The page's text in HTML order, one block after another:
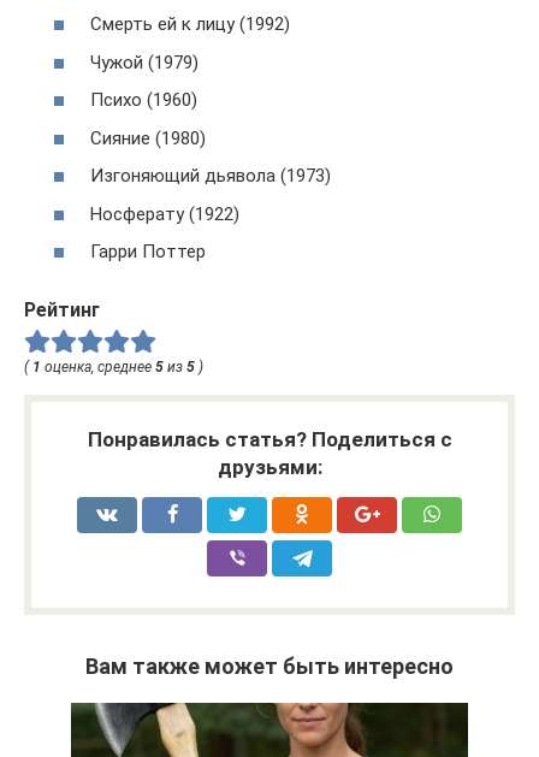
Смерть ей к лицу (1992)
Чужой (1979)
Психо (1960)
Сияние (1980)
Изгоняющий дьявола (1973)
Носферату (1922)
Гарри Поттер
Рейтинг
( 1 оценка, среднее 5 из 5 )
Понравилась статья? Поделиться с
друзьями:
Вам также может быть интересно